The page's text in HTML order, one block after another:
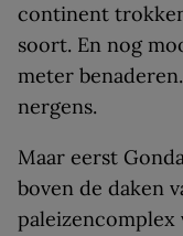
continent
soort. En nog
meter
nergens.
Maar eerst
boven de daken
paleizencomplex